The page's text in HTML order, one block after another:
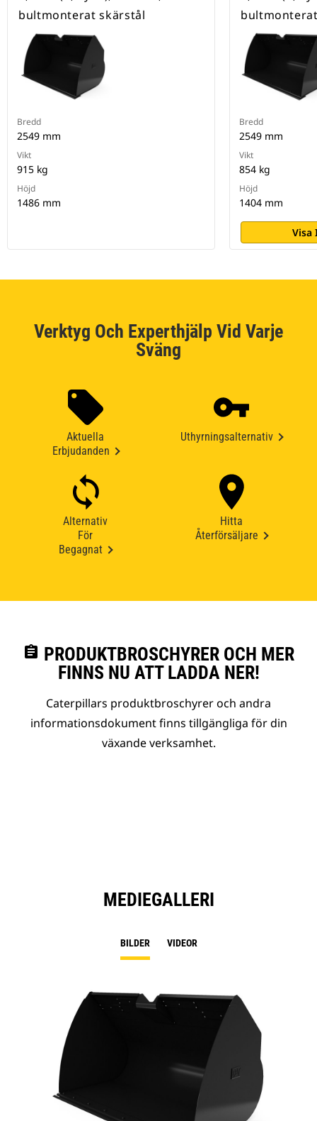
bultmonterat skärstål
Bredd
2549 mm
Vikt
915 kg
Höjd
1486 mm
Bredd
2549 mm
Vikt
854 kg
Höjd
1404 mm
Visa
Verktyg Och Experthjälp Vid Varje
Sväng
Aktuella
Erbjudanden
Uthyrningsalternativ
Alternativ
För
Begagnat
Hitta
Återförsäljare
assignment PRODUKTBROSCHYRER OCH MER
FINNS NU ATT LADDA NER!
Caterpillars produktbroschyrer och andra
informationsdokument finns tillgängliga för din
växande verksamhet.
MEDIEGALLERI
BILDER VIDEOR